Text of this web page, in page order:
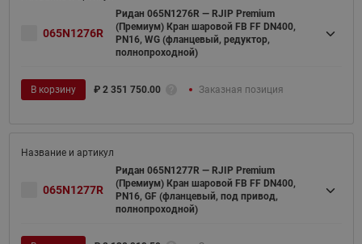
065N1276R
Ридан 065N1276R — RJIP Premium
(Премиум) Кран шаровой FB FF DN400,
PN16, WG (фланцевый, редуктор,
полнопроходной)
В корзину ₽ 2 351 750.00 Заказная позиция
065N1277R
Ридан 065N1277R — RJIP Premium
(Премиум) Кран шаровой FB FF DN400,
PN16, GF (фланцевый, под привод,
полнопроходной)